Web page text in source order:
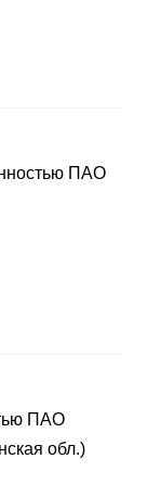
ПАО
ПАО
обл.)